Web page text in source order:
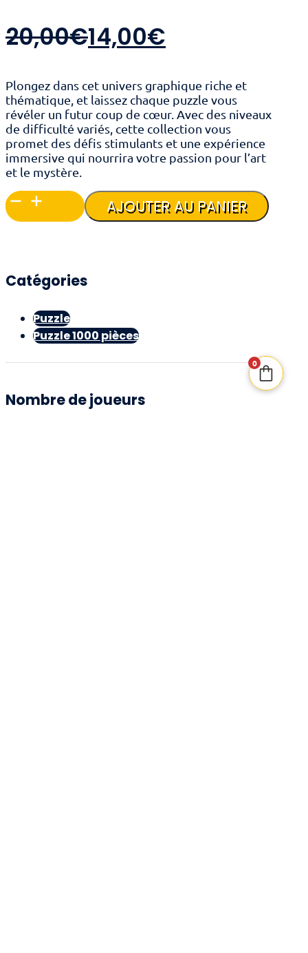
20,00€
Le
initial
était :
20,00€.
14,00€
Le
actuel
est :
14,00€.
Plongez dans cet univers graphique riche et
thématique, et laissez chaque puzzle vous
révéler un futur coup de cœur. Avec des niveaux
de difficulté variés, cette collection vous
promet des défis stimulants et une expérience
immersive qui nourrira votre passion pour l’art
et le mystère.
quantité
de
Puzzle
Obscurs
AJOUTER AU PANIER
Catégories
Puzzle
Puzzle 1000 pièces
Nombre de joueurs
0